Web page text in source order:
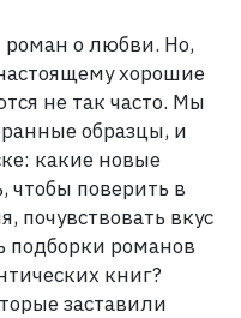
о любви. Но,
хорошие
не так часто. Мы
образцы, и
какие новые
поверить в
почувствовать вкус
подборки романов
книг?
заставили